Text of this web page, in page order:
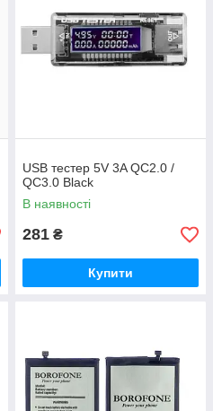
USB тестер 5V 3A QC2.0 /
QC3.0 Black
В наявності
281 ₴
Купити